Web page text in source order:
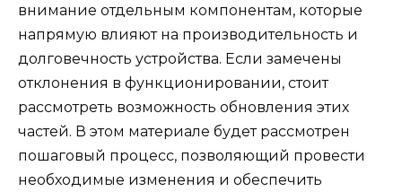
внимание отдельным компонентам, которые
напрямую влияют на производительность и
долговечность устройства. Если замечены
отклонения в функционировании, стоит
рассмотреть возможность обновления этих
частей. В этом материале будет рассмотрен
пошаговый процесс, позволяющий провести
необходимые изменения и обеспечить